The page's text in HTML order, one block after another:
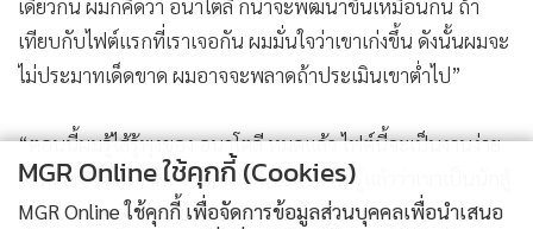
เดียวกัน ผมก็คิดว่า อนาโตลี ก็น่าจะพัฒนาขึ้นเหมือนกัน ถ้า
เทียบกับไฟต์แรกที่เราเจอกัน ผมมั่นใจว่าเขาเก่งขึ้น ดังนั้นผมจะ
ไม่ประมาทเด็ดขาด ผมอาจจะพลาดถ้าประเมินเขาต่ำไป”
“ตอนนี้ผมรู้ไส้รู้พุงของ อนาโตลี หมดแล้ว ไฟต์นี้จะเป็นงานง่าย
สำหรับผม หลังจากที่ได้ปะทะกันบนเวที ผมรู้แล้วว่าเขาเป็นนักสู้
แบบไหน ผมรู้ทางมวยของเขาหมดครับ”
MGR Online ใช้คุกกี้ (Cookies)
MGR Online ใช้คุกกี้ เพื่อจัดการข้อมูลส่วนบุคคลเพื่อนำเสนอ